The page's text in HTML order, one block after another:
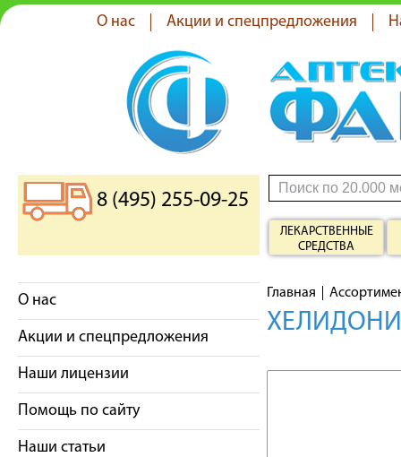
О нас Акции и спецпредложения
8 (495) 255-09-25
ЛЕКАРСТВЕННЫЕ
СРЕДСТВА
О нас
Акции и спецпредложения
Наши лицензии
Помощь по сайту
Наши статьи
Главная